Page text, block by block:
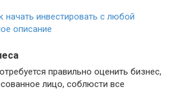
начать инвестировать с любой
описание
правильно оценить бизнес,
лицо, соблюсти все